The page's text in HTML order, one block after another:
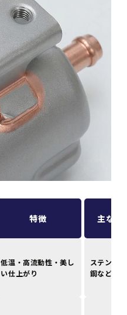
特徴 主な用
低温・高流動性・美し
い仕上がり
ステンレ
鋼など異